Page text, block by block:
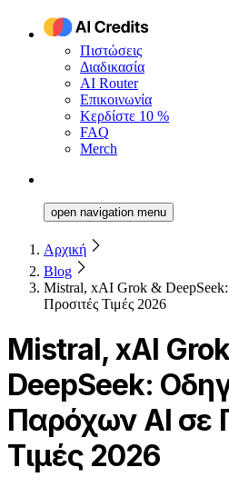
Πιστώσεις
Διαδικασία
AI Router
Επικοινωνία
Κερδίστε 10 %
FAQ
Merch
open navigation menu
Αρχική
Blog
Mistral, xAI Grok &
Προσιτές Τιμές 2026
Mistral, xAI
DeepSeek:
Παρόχων AI σε
Τιμές 2026